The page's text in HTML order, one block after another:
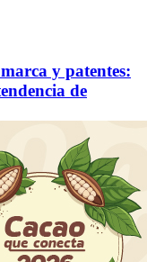
y patentes:
de